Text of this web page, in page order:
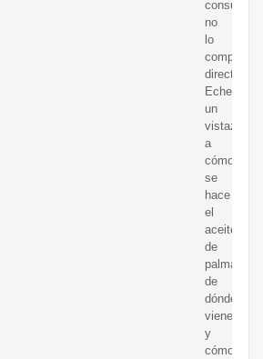
no
lo
Echemos
un
vistazo
a
cómo
se
hace
el
aceite
de
palma,
de
dónde
viene
y
cómo